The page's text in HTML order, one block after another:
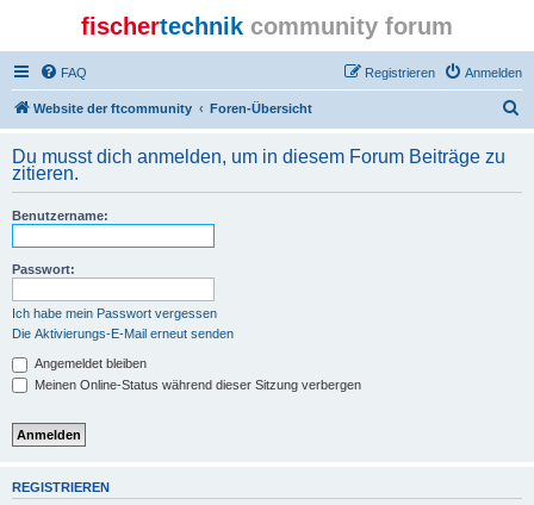
fischertechnik community forum
FAQ Anmelden
Registrieren
Website der ftcommunity Foren-Übersicht
h
Du musst dich anmelden, um in diesem Forum Beiträge zu
zitieren.
Benutzername:
Passwort:
Ich habe mein Passwort vergessen
Die Aktivierungs-E-Mail erneut senden
Angemeldet bleiben
Meinen Online-Status während dieser Sitzung verbergen
REGISTRIEREN